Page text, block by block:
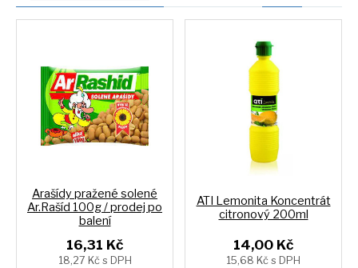
Arašídy pražené solené
Ar.Rašíd 100g / prodej po
balení
16,31 Kč
18,27 Kč s DPH
ATI Lemonita Koncentrát
citronový 200ml
14,00 Kč
15,68 Kč s DPH